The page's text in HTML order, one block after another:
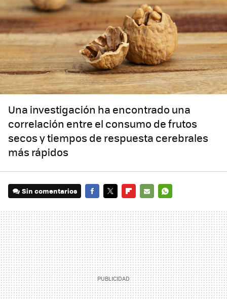
Una investigación ha encontrado una
correlación entre el consumo de frutos
secos y tiempos de respuesta cerebrales
más rápidos
Sin comentarios
MAIL